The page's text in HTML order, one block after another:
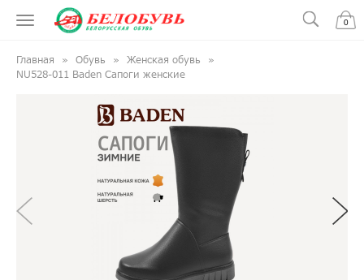
0
Главная Обувь
Женская обувь
NU528-011 Baden Сапоги женские